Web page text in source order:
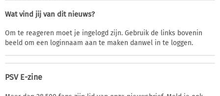
Wat vind jij van dit nieuws?
Om te reageren moet je ingelogd zijn. Gebruik de links bovenin
beeld om een loginnaam aan te maken danwel in te loggen.
PSV E-zine